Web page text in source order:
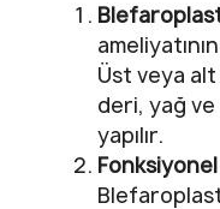
Üst veya
deri, yağ ve
yapılır.